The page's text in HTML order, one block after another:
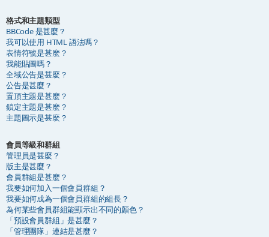
格式和主題類型
BBCode 是甚麼？
我可以使用 HTML 語法嗎？
表情符號是甚麼？
我能貼圖嗎？
全域公告是甚麼？
公告是甚麼？
置頂主題是甚麼？
鎖定主題是甚麼？
主題圖示是甚麼？
會員等級和群組
管理員是甚麼？
版主是甚麼？
會員群組是甚麼？
我要如何加入一個會員群組？
我要如何成為一個會員群組的組長？
為何某些會員群組能顯示出不同的顏色？
「預設會員群組」是甚麼？
「管理團隊」連結是甚麼？